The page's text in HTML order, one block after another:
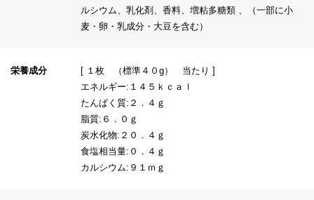
ルシウム、乳化剤、香料、増粘多糖類 、（一部に小
麦・卵・乳成分・大豆を含む）
栄養成分
[ １枚 （標準４０g） 当たり ]
エネルギー:１４５ｋｃａｌ
たんぱく質:２．４ｇ
脂質:６．０ｇ
炭水化物:２０．４ｇ
食塩相当量:０．４ｇ
カルシウム:９１ｍｇ